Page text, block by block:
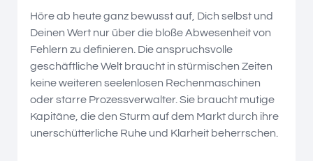
Höre ab heute ganz bewusst auf, Dich selbst und
Deinen Wert nur über die bloße Abwesenheit von
Fehlern zu definieren. Die anspruchsvolle
geschäftliche Welt braucht in stürmischen Zeiten
keine weiteren seelenlosen Rechenmaschinen
oder starre Prozessverwalter. Sie braucht mutige
Kapitäne, die den Sturm auf dem Markt durch ihre
unerschütterliche Ruhe und Klarheit beherrschen.